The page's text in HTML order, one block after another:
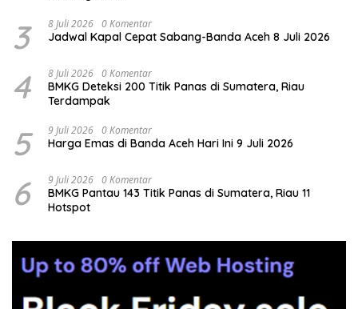
3 8 Juli 2026 0 Komentar
Jadwal Kapal Cepat Sabang-Banda Aceh 8 Juli 2026
4 8 Juli 2026 0 Komentar
BMKG Deteksi 200 Titik Panas di Sumatera, Riau
Terdampak
5 9 Juli 2026 0 Komentar
Harga Emas di Banda Aceh Hari Ini 9 Juli 2026
6 9 Juli 2026 0 Komentar
BMKG Pantau 143 Titik Panas di Sumatera, Riau 11
Hotspot